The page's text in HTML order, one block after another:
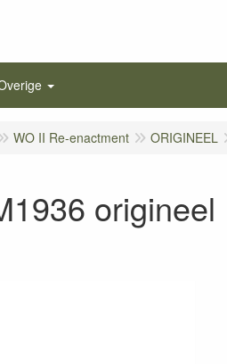
WO II Re-enactment ORIGINEEL
origineel